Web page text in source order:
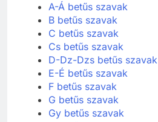
A-Á betűs szavak
B betűs szavak
C betűs szavak
Cs betűs szavak
D-Dz-Dzs betűs szavak
E-É betűs szavak
F betűs szavak
G betűs szavak
Gy betűs szavak